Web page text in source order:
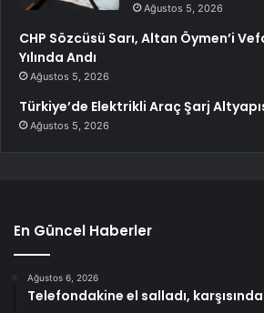
Ağustos 5, 2026
CHP Sözcüsü Sarı, Altan Öymen’i
Yılında Andı
Ağustos 5, 2026
Türkiye’de Elektrikli Araç Şarj
Ağustos 5, 2026
En Güncel Haberler
Ağustos 6, 2026
Telefondakine el salladı,